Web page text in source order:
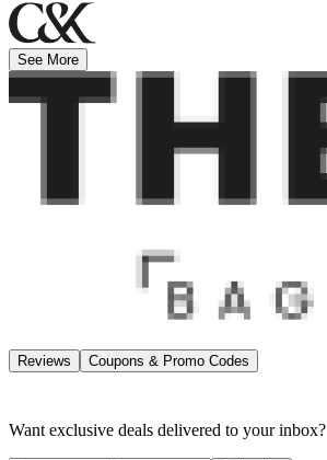
See More
Reviews Coupons & Promo Codes
Want exclusive deals delivered to your inbox?